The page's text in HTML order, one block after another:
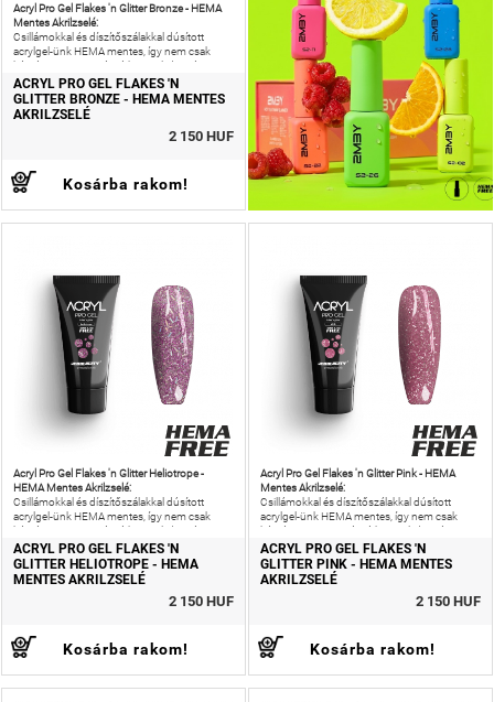
Acryl Pro Gel Flakes 'n Glitter Bronze - HEMA
Mentes Akrilzselé:
Csillámokkal és díszítőszálakkal dúsított
acrylgel-ünk HEMA mentes, így nem csak
káprázatos ragyogást érhetsz el, de még az
allergiás reakciók kockázatát is
ACRYL PRO GEL FLAKES 'N
GLITTER BRONZE - HEMA MENTES
AKRILZSELÉ
2 150 HUF
Kosárba rakom!
Acryl Pro Gel Flakes 'n Glitter Heliotrope -
HEMA Mentes Akrilzselé:
Csillámokkal és díszítőszálakkal dúsított
acrylgel-ünk HEMA mentes, így nem csak
káprázatos ragyogást érhetsz el, de még az
allergiás reakciók kockázatát is
ACRYL PRO GEL FLAKES 'N
GLITTER HELIOTROPE - HEMA
MENTES AKRILZSELÉ
2 150 HUF
Kosárba rakom!
Acryl Pro Gel Flakes 'n Glitter Pink - HEMA
Mentes Akrilzselé:
Csillámokkal és díszítőszálakkal dúsított
acrylgel-ünk HEMA mentes, így nem csak
káprázatos ragyogást érhetsz el, de még az
allergiás reakciók kockázatát is
ACRYL PRO GEL FLAKES 'N
GLITTER PINK - HEMA MENTES
AKRILZSELÉ
2 150 HUF
Kosárba rakom!